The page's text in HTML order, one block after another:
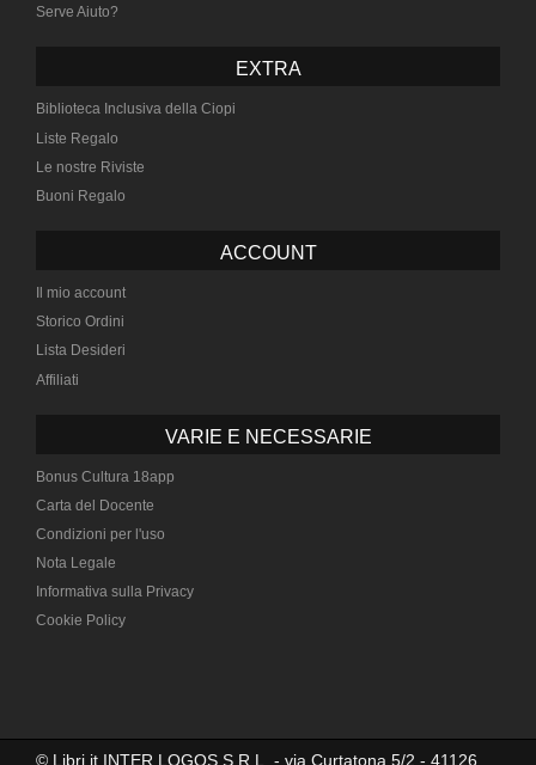
Serve Aiuto?
EXTRA
Biblioteca Inclusiva della Ciopi
Liste Regalo
Le nostre Riviste
Buoni Regalo
ACCOUNT
Il mio account
Storico Ordini
Lista Desideri
Affiliati
VARIE E NECESSARIE
Bonus Cultura 18app
Carta del Docente
Condizioni per l'uso
Nota Legale
Informativa sulla Privacy
Cookie Policy
© Libri.it INTER LOGOS S.R.L. - via Curtatona 5/2 - 41126